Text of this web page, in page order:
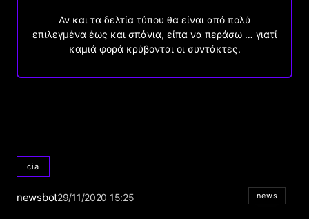
Αν και τα δελτία τύπου θα είναι από πολύ
επιλεγμένα έως και σπάνια, είπα να περάσω … γιατί
καμιά φορά κρύβονται οι συντάκτες.
cia
newsbot29/11/2020 15:25 news